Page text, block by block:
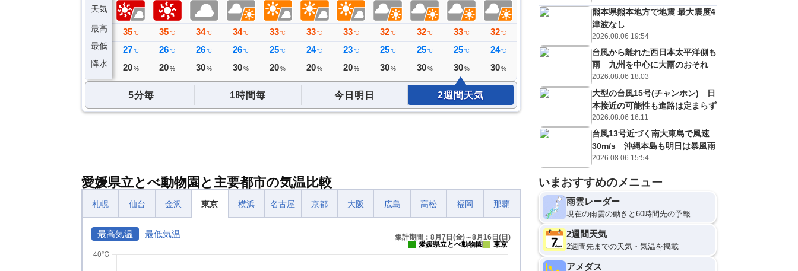
天気
最高
最低
降水
36℃
25℃
ミリ
35 ℃
27 ℃
20 %
35 ℃
26 ℃
20 %
34℃
26 ℃
30 %
34℃
26 ℃
30 %
33℃
25℃
20%
33℃
24℃
20%
33℃
23℃
20%
32℃
25℃
30%
32 ℃
25 ℃
30 %
33 ℃
25 ℃
30 %
32 ℃
24 ℃
30 %
℃ 24
33 ℃
25℃
20%
32℃
25℃
40%
B
低
？
5分毎 1時間毎 今日明日 2週間天気
愛媛県立とべ動物園と主要都市の気温比較
札幌 仙台 金沢 東京 横浜 名古屋 京都 大阪 広島 高松 福岡 那覇
最高気温 最低気温
集計期間：8月7日(金)～8月16日(日)
愛媛県立とべ動物園
東京
熊本県熊本地方で地震 最大震度4
津波なし
2026.08.06 19:54
台風から離れた西日本太平洋側も
雨 九州を中心に大雨のおそれ
2026.08.06 18:03
大型の台風15号(チャンホン) 日
本接近の可能性も進路は定まらず
2026.08.06 16:11
台風13号近づく南大東島で風速
30m/s 沖縄本島も明日は暴風雨
2026.08.06 15:54
いまおすすめのメニュー
雨雲レーダー
現在の雨雲の動きと60時間先の予報
2週間天気
2週間先までの天気・気温を掲載
アメダス